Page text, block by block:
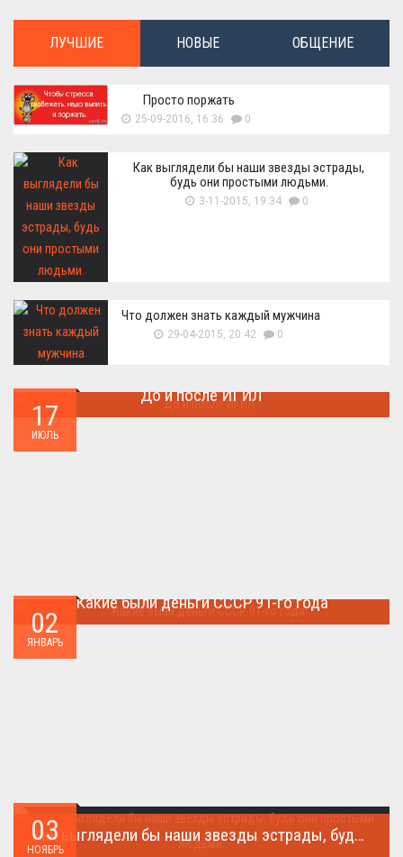
ЛУЧШИЕ НОВЫЕ ОБЩЕНИЕ
Просто поржать
25-09-2016, 16:36 0
Как выглядели бы наши звезды эстрады,
будь они простыми людьми.
3-11-2015, 19:34 0
Что должен знать каждый мужчина
29-04-2015, 20:42 0
17
ИЮЛЬ
До и после ИГИЛ
02
ЯНВАРЬ
Какие были деньги СССР 91-го года
03
НОЯБРЬ
Как выглядели бы наши звезды эстрады, будь они простыми людьми.